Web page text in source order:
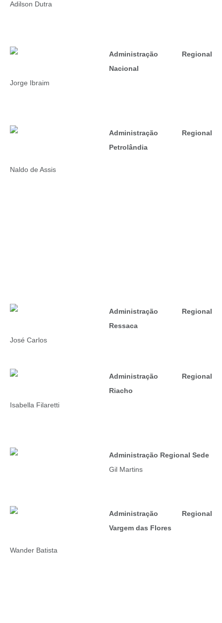
Adilson Dutra
Administração Regional
Nacional
Jorge Ibraim
Administração Regional
Petrolândia
Naldo de Assis
Administração Regional
Ressaca
José Carlos
Administração Regional
Riacho
Isabella Filaretti
Administração Regional Sede
Gil Martins
Administração Regional
Vargem das Flores
Wander Batista